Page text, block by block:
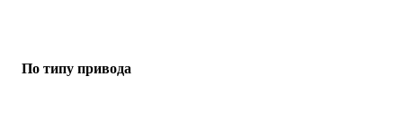
По типу привода